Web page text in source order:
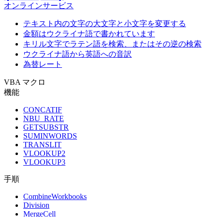
オンラインサービス
テキスト内の文字の大文字と小文字を変更する
金額はウクライナ語で書かれています
キリル文字でラテン語を検索、またはその逆の検索
ウクライナ語から英語への音訳
為替レート
VBA マクロ
機能
CONCATIF
NBU_RATE
GETSUBSTR
SUMINWORDS
TRANSLIT
VLOOKUP2
VLOOKUP3
手順
CombineWorkbooks
Division
MergeCell